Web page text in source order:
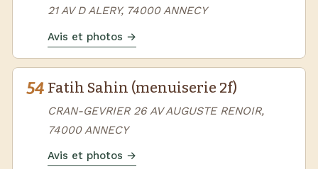
21 AV D ALERY, 74000 ANNECY
Avis et photos →
54 Fatih Sahin (menuiserie 2f)
CRAN-GEVRIER 26 AV AUGUSTE RENOIR,
74000 ANNECY
Avis et photos →